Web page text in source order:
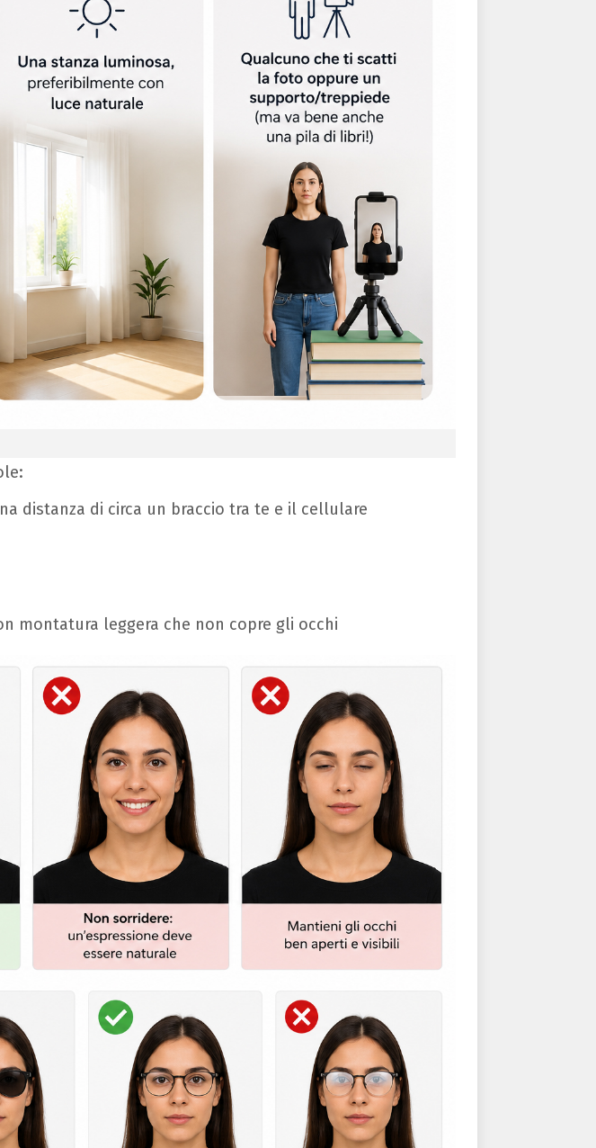
distanza di circa un braccio tra te e il cellulare
montatura leggera che non copre gli occhi